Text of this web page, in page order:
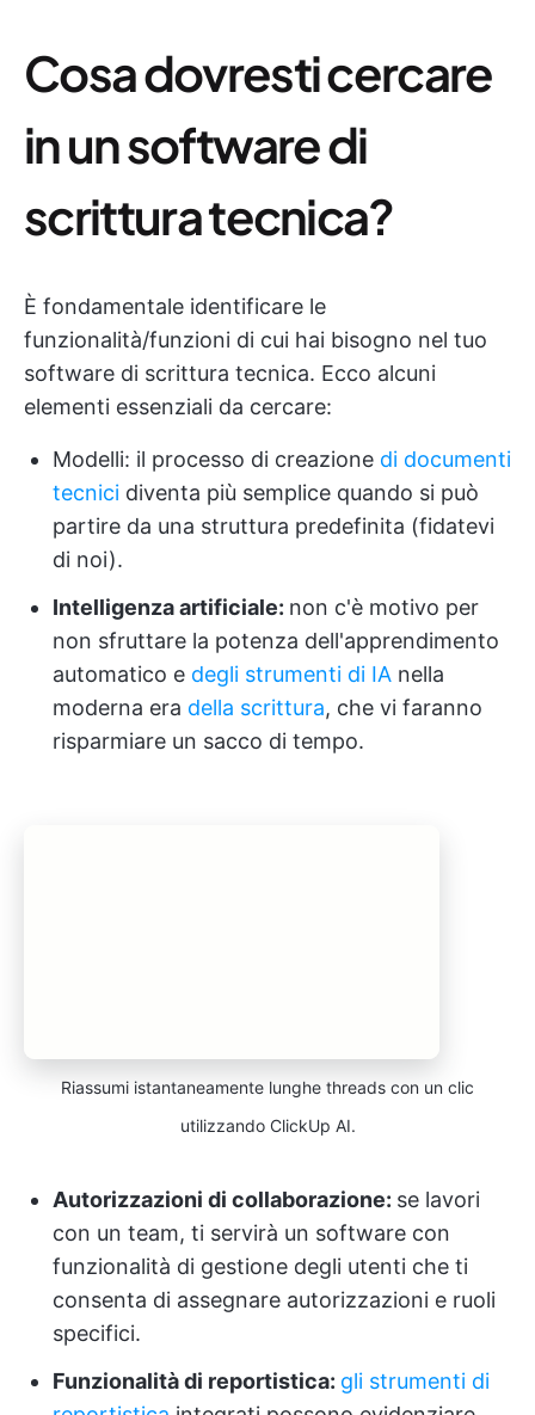
Cosa dovresti cercare
in un software di
scrittura tecnica?
È fondamentale identificare le
funzionalità/funzioni di cui hai bisogno nel tuo
software di scrittura tecnica. Ecco alcuni
elementi essenziali da cercare:
Modelli: il processo di creazione di documenti
tecnici diventa più semplice quando si può
partire da una struttura predefinita (fidatevi
di noi).
Intelligenza artificiale: non c'è motivo per
non sfruttare la potenza dell'apprendimento
automatico e degli strumenti di IA nella
moderna era della scrittura, che vi faranno
risparmiare un sacco di tempo.
Riassumi istantaneamente lunghe threads con un clic
utilizzando ClickUp AI.
Autorizzazioni di collaborazione: se lavori
con un team, ti servirà un software con
funzionalità di gestione degli utenti che ti
consenta di assegnare autorizzazioni e ruoli
specifici.
Funzionalità di reportistica: gli strumenti di